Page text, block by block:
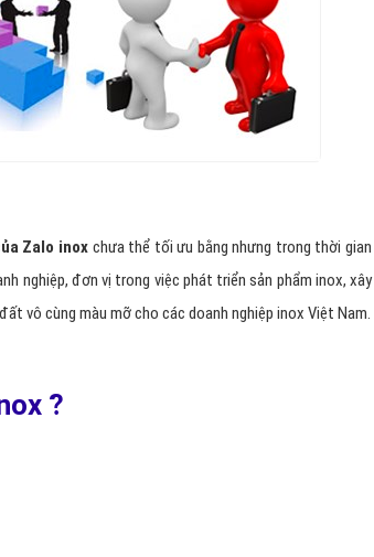
Zalo inox chưa thể tối ưu bằng nhưng trong thời gian
nghiệp, đơn vị trong việc phát triển sản phẩm inox, xây
vô cùng màu mỡ cho các doanh nghiệp inox Việt Nam.
?